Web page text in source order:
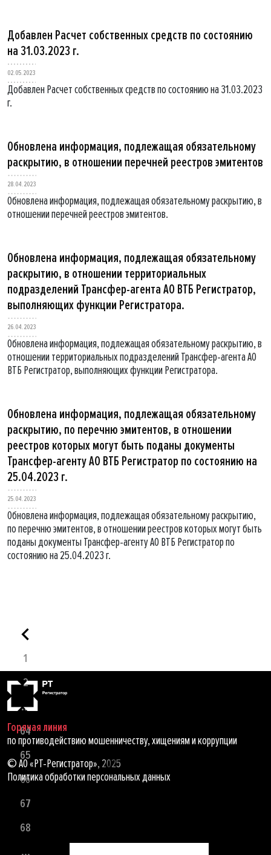
Добавлен Расчет собственных средств по состоянию
на 31.03.2023 г.
02.05.2023
Добавлен Расчет собственных средств по состоянию на 31.03.2023
г.
Обновлена информация, подлежащая обязательному
раскрытию, в отношении перечней реестров эмитентов
28.04.2023
Обновлена информация, подлежащая обязательному раскрытию, в
отношении перечней реестров эмитентов.
Обновлена информация, подлежащая обязательному
раскрытию, в отношении территориальных
подразделений Трансфер-агента АО ВТБ Регистратор,
выполняющих функции Регистратора.
26.04.2023
Обновлена информация, подлежащая обязательному раскрытию, в
отношении территориальных подразделений Трансфер-агента АО
ВТБ Регистратор, выполняющих функции Регистратора.
Обновлена информация, подлежащая обязательному
раскрытию, по перечню эмитентов, в отношении
реестров которых могут быть поданы документы
Трансфер-агенту АО ВТБ Регистратор по состоянию на
25.04.2023 г.
25.04.2023
Обновлена информация, подлежащая обязательному раскрытию,
по перечню эмитентов, в отношении реестров которых могут быть
поданы документы Трансфер-агенту АО ВТБ Регистратор по
состоянию на 25.04.2023 г.
1
2
...
64
65
66
67
68
Горячая линия
по противодействию мошенничеству, хищениям и коррупции
© АО «РТ-Регистратор», 2025
Политика обработки персональных данных